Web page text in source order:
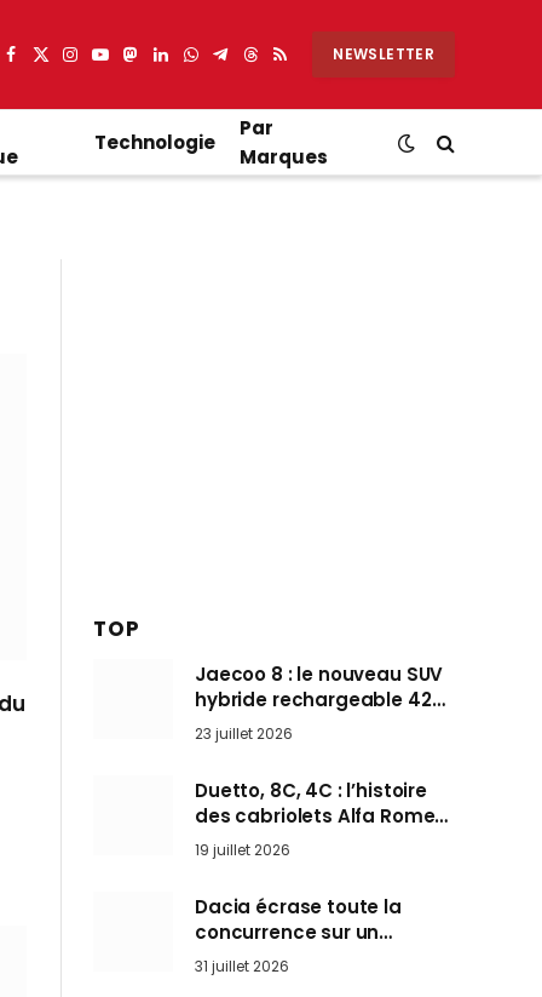
Facebook
X
Instagram
YouTube
Mastodon
LinkedIn
WhatsApp
Partager
Telegram
Threads
RSS NEWSLETTER
Technologie
Par
Marques
TOP
Jaecoo 8 : le nouveau SUV
hybride rechargeable 428
ch qui vise l’Audi Q7 arrive
en Europe cet automne
23 juillet 2026
Duetto, 8C, 4C : l’histoire
des cabriolets Alfa Romeo,
ces Spider qui ont défini
l’art de rouler cheveux au
vent
19 juillet 2026
Dacia écrase toute la
concurrence sur un
marché où personne ne
l’attendait
31 juillet 2026